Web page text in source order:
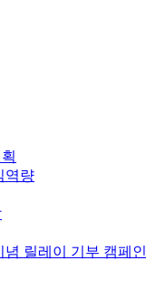
역량
념 릴레이 기부 캠페인